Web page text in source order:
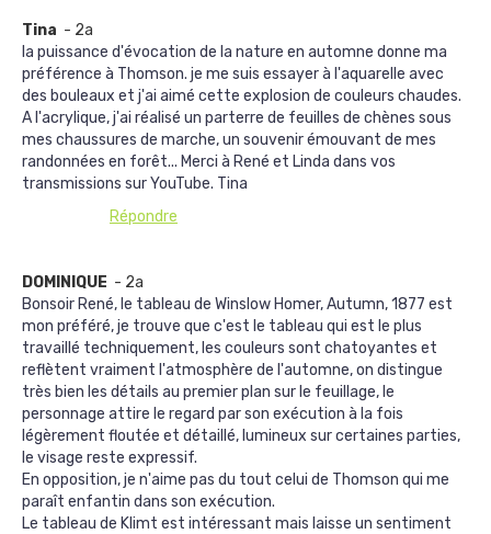
Tina - 2a
la puissance d'évocation de la nature en automne donne ma
préférence à Thomson. je me suis essayer à l'aquarelle avec
des bouleaux et j'ai aimé cette explosion de couleurs chaudes.
A l'acrylique, j'ai réalisé un parterre de feuilles de chènes sous
mes chaussures de marche, un souvenir émouvant de mes
randonnées en forêt... Merci à René et Linda dans vos
transmissions sur YouTube. Tina
Répondre
DOMINIQUE - 2a
Bonsoir René, le tableau de Winslow Homer, Autumn, 1877 est
mon préféré, je trouve que c'est le tableau qui est le plus
travaillé techniquement, les couleurs sont chatoyantes et
reflètent vraiment l'atmosphère de l'automne, on distingue
très bien les détails au premier plan sur le feuillage, le
personnage attire le regard par son exécution à la fois
légèrement floutée et détaillé, lumineux sur certaines parties,
le visage reste expressif.
En opposition, je n'aime pas du tout celui de Thomson qui me
paraît enfantin dans son exécution.
Le tableau de Klimt est intéressant mais laisse un sentiment